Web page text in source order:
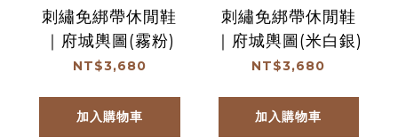
刺繡免綁帶休閒鞋
｜府城輿圖(霧粉)
NT$3,680
加入購物車
刺繡免綁帶休閒鞋
｜府城輿圖(米白銀)
NT$3,680
加入購物車